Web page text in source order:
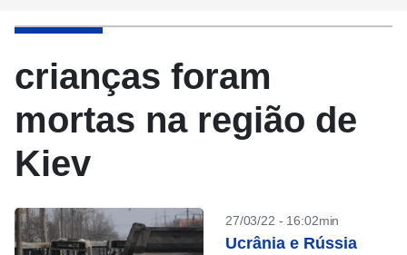
crianças foram
mortas na região de
Kiev
27/03/22 - 16:02min
Ucrânia e Rússia